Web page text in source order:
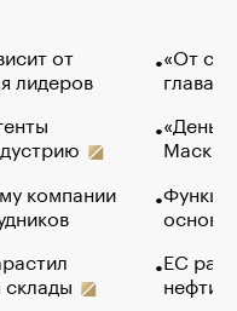
от
лидеров
компании
«От
глава
Маск в
основ
ЕС
нефти